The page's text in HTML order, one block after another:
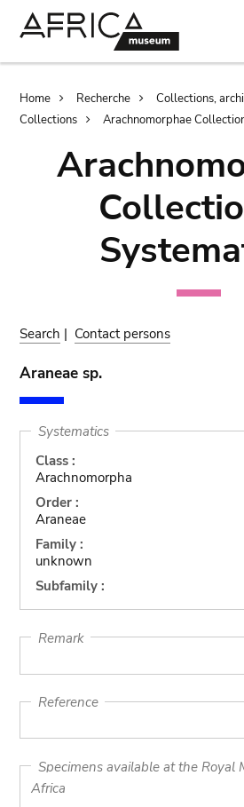
Breadcrumb
Home Recherche
Collections,
Collections
Arachnomorphae
Search | Contact persons
Araneae sp.
Systematics
Class :
Arachnomorpha
Order :
Araneae
Family :
unknown
Subfamily :
Remark
Reference
Specimens available at the Royal
Africa